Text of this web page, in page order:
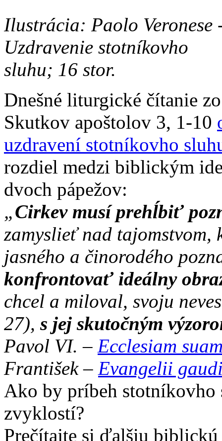
Ilustrácia: Paolo Veronese
Uzdravenie stotníkovho
sluhu; 16 stor.
Dnešné liturgické čítanie zo
Skutkov apoštolov 3, 1-10
uzdravení stotníkovho
rozdiel medzi biblickým
dvoch pápežov:
„Cirkev musí prehĺbiť
zamyslieť nad
jasného a činorodého
konfrontovať ideálny
chcel a miloval, svoju
27),s jej skutočným
Pavol VI. – Ecclesiam
František – Evangelii
Ako by príbeh stotníkovho
zvyklostí?
Prečítajte si ďalšiu